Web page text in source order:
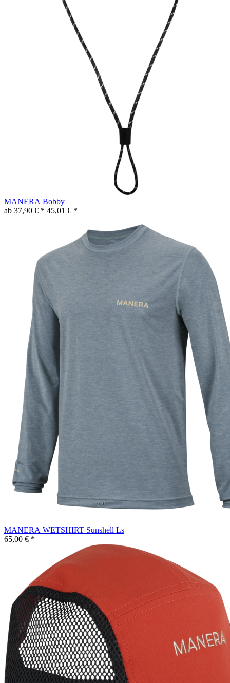
MANERA Bobby
ab 37,90 € * 45,01 € *
MANERA WETSHIRT Sunshell Ls
65,00 € *